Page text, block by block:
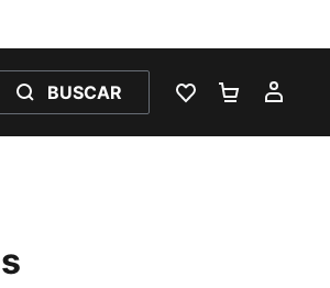
BUSCAR
LISTA DE